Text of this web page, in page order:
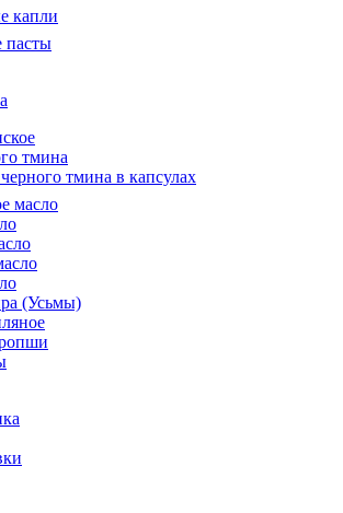
капли
пасты
тмина
тмина в капсулах
масло
(Усьмы)